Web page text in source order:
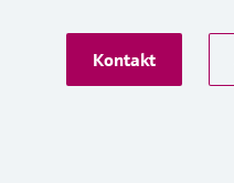
Kontakt